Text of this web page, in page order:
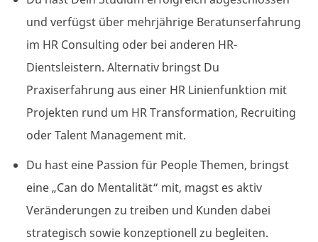
und verfügst über mehrjährige Beratunserfahrung
im HR Consulting oder bei anderen HR-
Dientsleistern. Alternativ bringst Du
Praxiserfahrung aus einer HR Linienfunktion mit
Projekten rund um HR Transformation, Recruiting
oder Talent Management mit.
Du hast eine Passion für People Themen, bringst
eine „Can do Mentalität“ mit, magst es aktiv
Veränderungen zu treiben und Kunden dabei
strategisch sowie konzeptionell zu begleiten.